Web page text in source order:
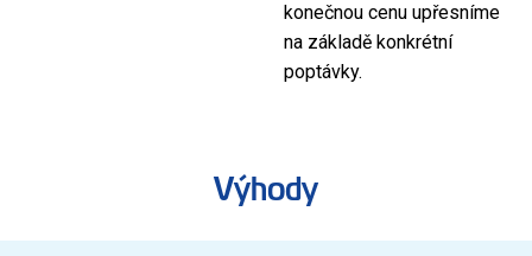
konečnou cenu upřesníme
na základě konkrétní
poptávky.
Výhody